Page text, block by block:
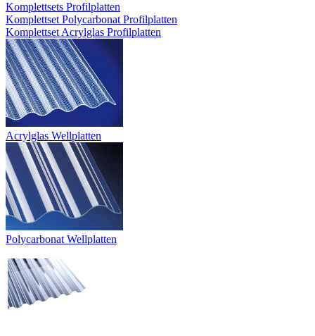
Komplettsets Profilplatten
Komplettset Polycarbonat Profilplatten
Komplettset Acrylglas Profilplatten
Acrylglas Wellplatten
Polycarbonat Wellplatten